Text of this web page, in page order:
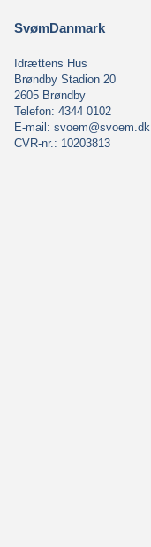
SvømDanmark
Idrættens Hus
Brøndby Stadion 20
2605 Brøndby
Telefon: 4344 0102
E-mail: svoem@svoem.dk
CVR-nr.: 10203813